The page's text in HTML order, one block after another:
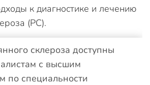
к диагностике и лечению
(РС).
склероза доступны
с высшим
по специальности